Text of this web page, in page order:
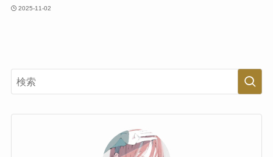
2025-11-02